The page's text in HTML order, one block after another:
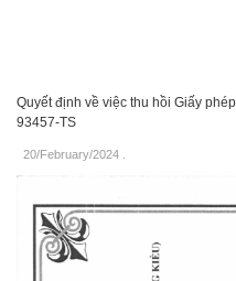
Quyết định về việc thu hồi Giấy
93457-TS
20/February/2024